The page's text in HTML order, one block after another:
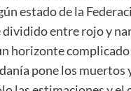
estado de la
dividido entre rojo y
horizonte
pone los muertos